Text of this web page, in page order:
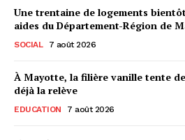
Une trentaine de logements
aides du Département-Région de
SOCIAL 7 août 2026
À Mayotte, la filière vanille tente
déjà la relève
EDUCATION 7 août 2026